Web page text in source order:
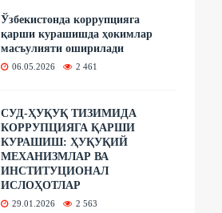
Ўзбекистонда коррупцияга
қарши курашишда ҳокимлар
масъулияти оширилади
06.05.2026 2 461
СУД-ҲУҚУҚ ТИЗИМИДА
КОРРУПЦИЯГА ҚАРШИ
КУРАШИШ: ҲУҚУҚИЙ
МЕХАНИЗМЛАР ВА
ИНСТИТУЦИОНАЛ
ИСЛОҲОТЛАР
29.01.2026 2 563